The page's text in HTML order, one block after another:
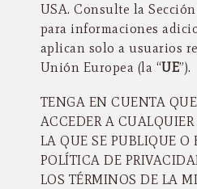
USA. Consulte la
para informaciones
aplican solo a usuarios
Unión Europea (la “UE”).
TENGA EN CUENTA
ACCEDER A
LA QUE SE PUBLIQUE O
POLÍTICA DE
LOS TÉRMINOS DE LA